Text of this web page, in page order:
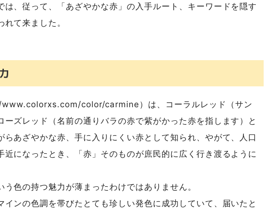
は、従って、「あざやかな赤」の入手ルート、キーワードを隠す
て来ました。
www.colorxs.com/color/carmine）は、コーラルレッド（サン
ーズレッド（名前の通りバラの赤で紫がかった赤を指します）と
らあざやかな赤、手に入りにくい赤として知られ、やがて、人口
近になったとき、「赤」そのものが庶民的に広く行き渡るように
う色の持つ魅力が薄まったわけではありません。
インの色調を帯びたとても珍しい発色に成功していて、届いたと